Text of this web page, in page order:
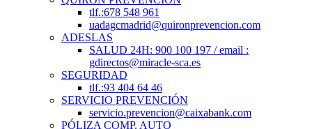
tlf.:678 548 961
uadagcmadrid@quironprevencion.com
ADESLAS
SALUD 24H: 900 100 197 / email :
gdirectos@miracle-sca.es
SEGURIDAD
tlf.:93 404 64 46
SERVICIO PREVENCIÓN
servicio.prevencion@caixabank.com
PÓLIZA COMP. AUTO